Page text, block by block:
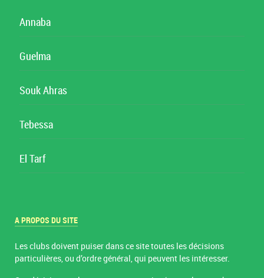
Annaba
Guelma
Souk Ahras
Tebessa
El Tarf
A PROPOS DU SITE
Les clubs doivent puiser dans ce site toutes les décisions
particulières, ou d’ordre général, qui peuvent les intéresser.